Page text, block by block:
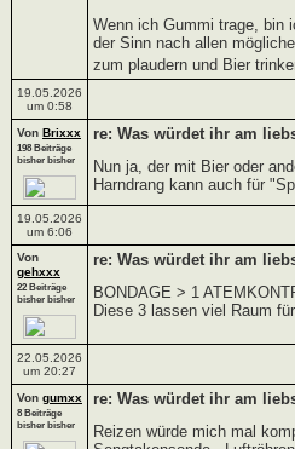
Wenn ich Gummi trage, bin
der Sinn nach allen
zum plaudern und Bier
19.05.2026
um 0:58
Von Brixxx
198 Beiträge
bisher bisher
re: Was würdet ihr am
Nun ja, der mit Bier oder
Harndrang kann auch für
19.05.2026
um 6:06
Von
gehxxx
22 Beiträge
bisher bisher
re: Was würdet ihr am
BONDAGE > 1
Diese 3 lassen viel Raum
22.05.2026
um 20:27
Von gumxx
8 Beiträge
bisher bisher
re: Was würdet ihr am
Reizen würde mich mal